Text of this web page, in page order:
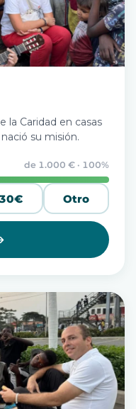
la Caridad en casas
su misión.
de 1.000 € · 100%
Otro